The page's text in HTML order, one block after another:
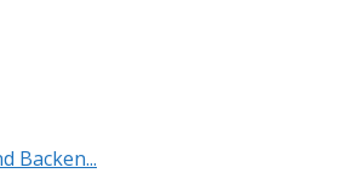
Backen...